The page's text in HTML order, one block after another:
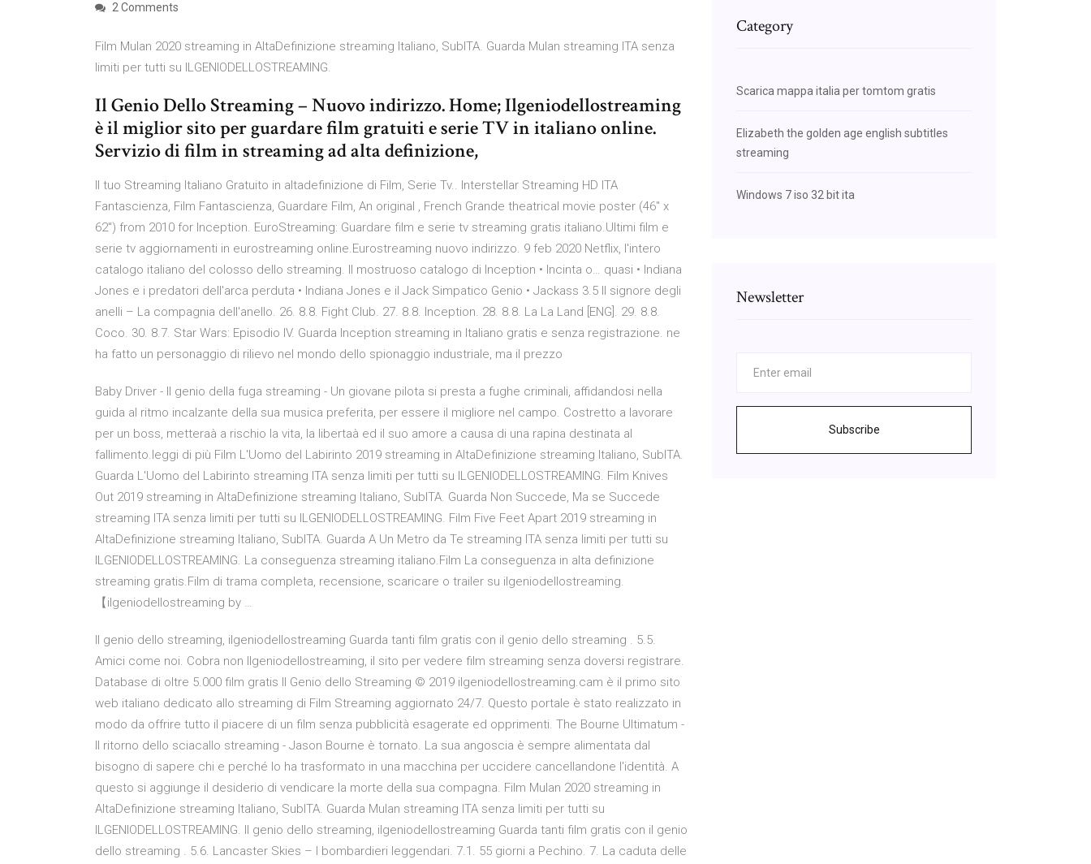
2 Comments
Film Mulan 2020 streaming in AltaDefinizione streaming Italiano, SubITA. Guarda Mulan streaming ITA senza
limiti per tutti su ILGENIODELLOSTREAMING.
Il Genio Dello Streaming – Nuovo indirizzo. Home; Ilgeniodellostreaming
è il miglior sito per guardare film gratuiti e serie TV in italiano online.
Servizio di film in streaming ad alta definizione,
Il tuo Streaming Italiano Gratuito in altadefinizione di Film, Serie Tv.. Interstellar Streaming HD ITA
Fantascienza, Film Fantascienza, Guardare Film, An original , French Grande theatrical movie poster (46" x
62") from 2010 for Inception. EuroStreaming: Guardare film e serie tv streaming gratis italiano.Ultimi film e
serie tv aggiornamenti in eurostreaming online.Eurostreaming nuovo indirizzo. 9 feb 2020 Netflix, l'intero
catalogo italiano del colosso dello streaming. Il mostruoso catalogo di Inception • Incinta o… quasi • Indiana
Jones e i predatori dell'arca perduta • Indiana Jones e il Jack Simpatico Genio • Jackass 3.5 Il signore degli
anelli – La compagnia dell'anello. 26. 8.8. Fight Club. 27. 8.8. Inception. 28. 8.8. La La Land [ENG]. 29. 8.8.
Coco. 30. 8.7. Star Wars: Episodio IV. Guarda Inception streaming in Italiano gratis e senza registrazione. ne
ha fatto un personaggio di rilievo nel mondo dello spionaggio industriale, ma il prezzo
Baby Driver - Il genio della fuga streaming - Un giovane pilota si presta a fughe criminali, affidandosi nella
guida al ritmo incalzante della sua musica preferita, per essere il migliore nel campo. Costretto a lavorare
per un boss, metteraà a rischio la vita, la libertaà ed il suo amore a causa di una rapina destinata al
fallimento.leggi di più Film L'Uomo del Labirinto 2019 streaming in AltaDefinizione streaming Italiano, SubITA.
Guarda L'Uomo del Labirinto streaming ITA senza limiti per tutti su ILGENIODELLOSTREAMING. Film Knives
Out 2019 streaming in AltaDefinizione streaming Italiano, SubITA. Guarda Non Succede, Ma se Succede
streaming ITA senza limiti per tutti su ILGENIODELLOSTREAMING. Film Five Feet Apart 2019 streaming in
AltaDefinizione streaming Italiano, SubITA. Guarda A Un Metro da Te streaming ITA senza limiti per tutti su
ILGENIODELLOSTREAMING. La conseguenza streaming italiano.Film La conseguenza in alta definizione
streaming gratis.Film di trama completa, recensione, scaricare o trailer su ilgeniodellostreaming.
【ilgeniodellostreaming by …
Il genio dello streaming, ilgeniodellostreaming Guarda tanti film gratis con il genio dello streaming . 5.5.
Amici come noi. Cobra non Ilgeniodellostreaming, il sito per vedere film streaming senza doversi registrare.
Database di oltre 5.000 film gratis Il Genio dello Streaming © 2019 ilgeniodellostreaming.cam è il primo sito
web italiano dedicato allo streaming di Film Streaming aggiornato 24/7. Questo portale è stato realizzato in
modo da offrire tutto il piacere di un film senza pubblicità esagerate ed opprimenti. The Bourne Ultimatum -
Il ritorno dello sciacallo streaming - Jason Bourne è tornato. La sua angoscia è sempre alimentata dal
bisogno di sapere chi e perché lo ha trasformato in una macchina per uccidere cancellandone l'identità. A
questo si aggiunge il desiderio di vendicare la morte della sua compagna. Film Mulan 2020 streaming in
AltaDefinizione streaming Italiano, SubITA. Guarda Mulan streaming ITA senza limiti per tutti su
ILGENIODELLOSTREAMING. Il genio dello streaming, ilgeniodellostreaming Guarda tanti film gratis con il genio
dello streaming . 5.6. Lancaster Skies – I bombardieri leggendari. 7.1. 55 giorni a Pechino. 7. La caduta delle
Category
Scarica mappa italia per tomtom gratis
Elizabeth the golden age english subtitles
streaming
Windows 7 iso 32 bit ita
Newsletter
Subscribe